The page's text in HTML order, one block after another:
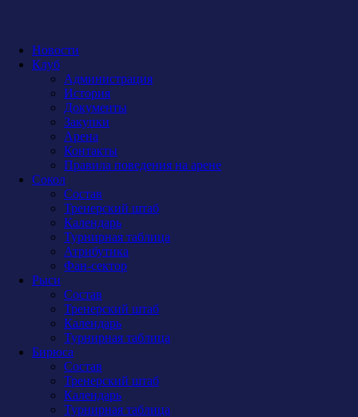
Новости
Клуб
Администрация
История
Документы
Закупки
Арена
Контакты
Правила поведения на арене
Сокол
Состав
Тренерский штаб
Календарь
Турнирная таблица
Атрибутика
Фан-сектор
Рыси
Состав
Тренерский штаб
Календарь
Турнирная таблица
Бирюса
Состав
Тренерский штаб
Календарь
Турнирная таблица